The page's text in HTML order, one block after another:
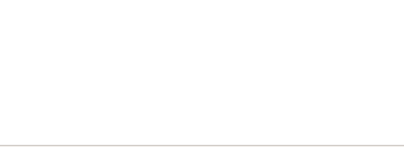
centro de Montroy, a 1 km del Riu Magre y a 2 km de